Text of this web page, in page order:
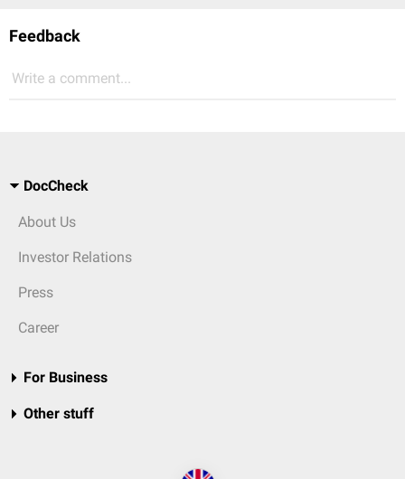
Feedback
Write a comment...
DocCheck
About Us
Investor Relations
Press
Career
For Business
Other stuff